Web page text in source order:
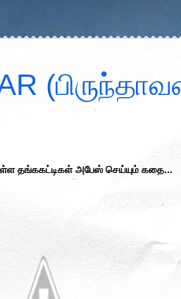
தங்ககட்டிகள் அபேஸ் செய்யும் கதை...